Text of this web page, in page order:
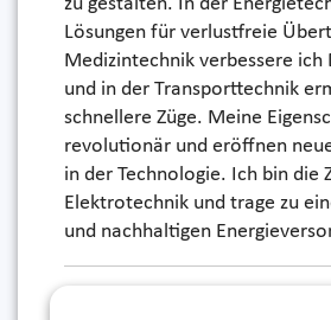
Lösungen für verlustfreie
Medizintechnik verbessere ich
und in der Transporttechnik
schnellere Züge. Meine
revolutionär und eröffnen
in der Technologie. Ich bin die
Elektrotechnik und trage zu
und nachhaltigen